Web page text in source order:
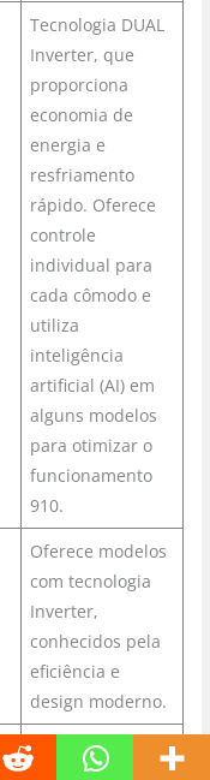
Tecnologia DUAL
Inverter, que
proporciona
economia de
energia e
resfriamento
rápido. Oferece
controle
individual para
cada cômodo e
utiliza
inteligência
artificial (AI) em
alguns modelos
para otimizar o
funcionamento
910.
Oferece modelos
com tecnologia
Inverter,
conhecidos pela
eficiência e
design moderno.
Opções com bom